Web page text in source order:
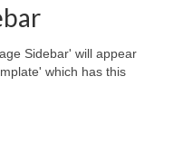
Sidebar' will appear
which has this